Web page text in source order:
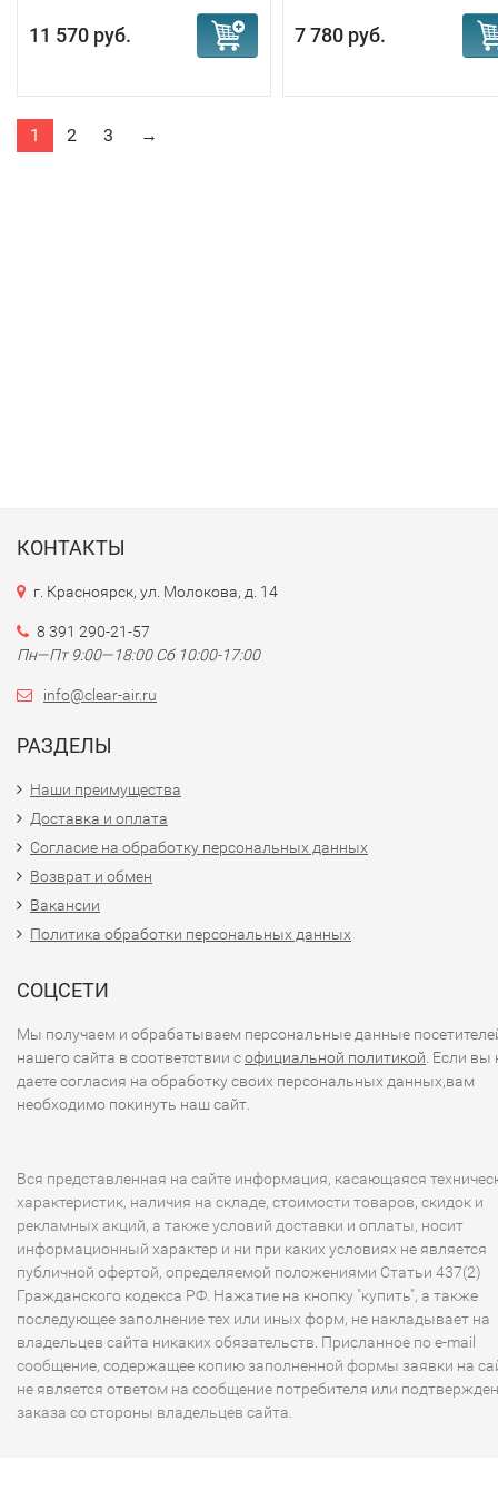
11 570 руб. 7 780 руб.
1 2 3 →
КОНТАКТЫ
г. Красноярск, ул. Молокова, д. 14
8 391 290-21-57
Пн—Пт 9:00—18:00 Сб 10:00-17:00
info@clear-air.ru
РАЗДЕЛЫ
Наши преимущества
Доставка и оплата
Согласие на обработку персональных данных
Возврат и обмен
Вакансии
Политика обработки персональных данных
СОЦСЕТИ
Мы получаем и обрабатываем персональные данные
нашего сайта в соответствии софициальной политикой . Если вы
даете согласия на обработку своих персональных данных,вам
необходимо покинуть наш сайт.
Вся представленная на сайте информация, касающаяся
характеристик, наличия на складе, стоимости товаров, скидок и
рекламных акций, а также условий доставки и оплаты, носит
информационный характер и ни при каких условиях не является
публичной офертой, определяемой положениями Статьи 437(2)
Гражданского кодекса РФ. Нажатие на кнопку "купить", а также
последующее заполнение тех или иных форм, не накладывает на
владельцев сайта никаких обязательств. Присланное по e-mail
сообщение, содержащее копию заполненной формы заявки на
не является ответом на сообщение потребителя или
заказа со стороны владельцев сайта.